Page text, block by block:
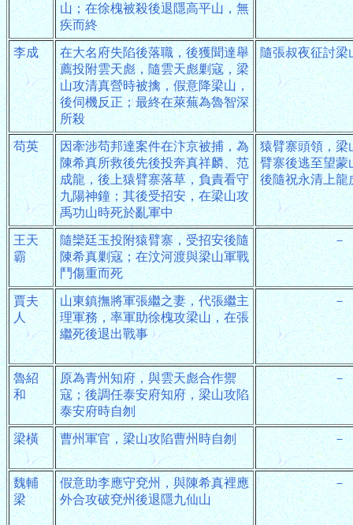
山；在徐槐被殺後退隱高平山，無
疾而終
李成
在大名府失陷後落職，後獲聞達舉
薦投附雲天彪，隨雲天彪剿寇，梁
山攻清真營時被擒，假意降梁山，
後伺機反正；最終在萊蕪為魯智深
所殺
隨張叔夜征討梁
苟英
因牽涉苟邦達案件在汴京被捕，為
陳希真所救後先後投奔真祥麟、范
成龍，後上猿臂寨落草，負責看守
九陽神鐘；其後受招安，在梁山攻
禹功山時死於亂軍中
猿臂寨頭領，梁
臂寨後逃至望蒙
後隨祝永清上龍
王天
霸
隨欒廷玉投附猿臂寨，受招安後隨
陳希真剿寇；在汶河渡與梁山軍戰
鬥傷重而死
－
賈夫
人
山東鎮撫將軍張繼之妻，代張繼主
理軍務，率軍助徐槐攻梁山，在張
繼死後退出戰事
－
魯紹
和
原為青州知府，與雲天彪合作禦
寇；後調任泰安府知府，梁山攻陷
泰安府時自刎
－
梁橫 曹州軍官，梁山攻陷曹州時自刎 －
魏輔
梁
假意助李應守兗州，與陳希真裡應
外合攻破兗州後退隱九仙山
－